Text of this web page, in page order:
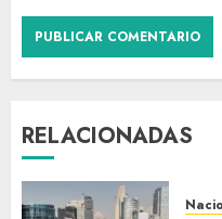
RELACIONADAS